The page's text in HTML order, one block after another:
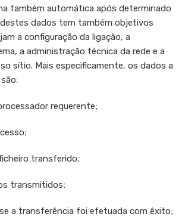
também automática após determinado
dados tem também objetivos
a configuração da ligação, a
a administração técnica da rede e a
sítio. Mais especificamente, os dados a
requerente;
transferido;
transmitidos;
a transferência foi efetuada com êxito;